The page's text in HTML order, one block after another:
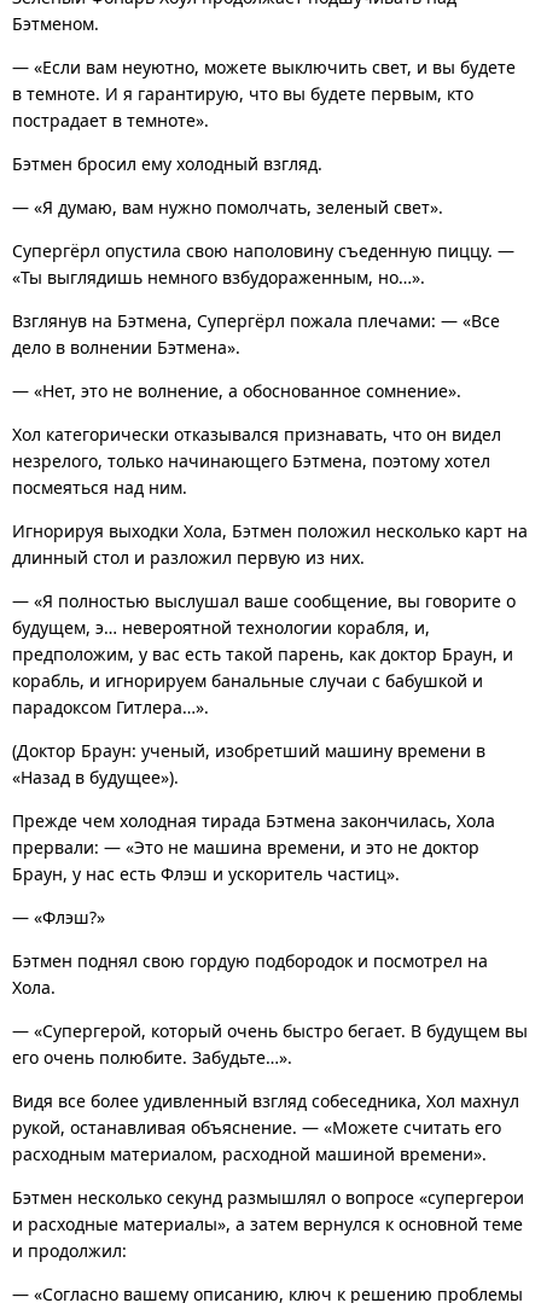
Бэтменом.
— «Если вам неуютно, можете выключить свет, и вы будете
в темноте. И я гарантирую, что вы будете первым, кто
пострадает в темноте».
Бэтмен бросил ему холодный взгляд.
— «Я думаю, вам нужно помолчать, зеленый свет».
Супергёрл опустила свою наполовину съеденную пиццу. —
«Ты выглядишь немного взбудораженным, но…».
Взглянув на Бэтмена, Супергёрл пожала плечами: — «Все
дело в волнении Бэтмена».
— «Нет, это не волнение, а обоснованное сомнение».
Хол категорически отказывался признавать, что он видел
незрелого, только начинающего Бэтмена, поэтому хотел
посмеяться над ним.
Игнорируя выходки Хола, Бэтмен положил несколько карт на
длинный стол и разложил первую из них.
— «Я полностью выслушал ваше сообщение, вы говорите о
будущем, э… невероятной технологии корабля, и,
предположим, у вас есть такой парень, как доктор Браун, и
корабль, и игнорируем банальные случаи с бабушкой и
парадоксом Гитлера…».
(Доктор Браун: ученый, изобретший машину времени в
«Назад в будущее»).
Прежде чем холодная тирада Бэтмена закончилась, Хола
прервали: — «Это не машина времени, и это не доктор
Браун, у нас есть Флэш и ускоритель частиц».
— «Флэш?»
Бэтмен поднял свою гордую подбородок и посмотрел на
Хола.
— «Супергерой, который очень быстро бегает. В будущем вы
его очень полюбите. Забудьте…».
Видя все более удивленный взгляд собеседника, Хол махнул
рукой, останавливая объяснение. — «Можете считать его
расходным материалом, расходной машиной времени».
Бэтмен несколько секунд размышлял о вопросе «супергерои
и расходные материалы», а затем вернулся к основной теме
и продолжил:
— «Согласно вашему описанию, ключ к решению проблемы